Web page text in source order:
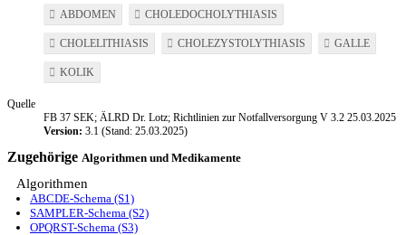
ABDOMEN
CHOLEDOCHOLYTHIASIS
CHOLELITHIASIS CHOLEZYSTOLYTHIASIS GALLE
KOLIK
Quelle
FB 37 SEK; ÄLRD Dr. Lotz; Richtlinien zur Notfallversorgung V 3.2 25.03.2025
Version: 3.1 (Stand: 25.03.2025)
Zugehörige Algorithmen und Medikamente
Algorithmen
ABCDE-Schema (S1)
SAMPLER-Schema (S2)
OPQRST-Schema (S3)